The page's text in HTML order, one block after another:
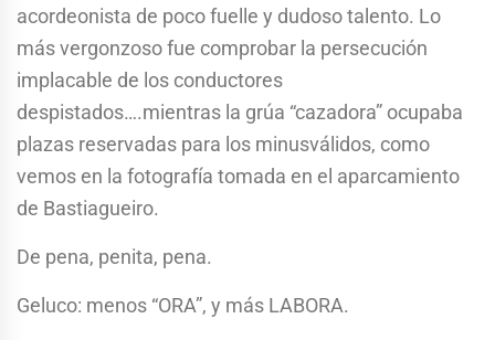
acordeonista de poco fuelle y dudoso talento. Lo
más vergonzoso fue comprobar la persecución
implacable de los conductores
despistados….mientras la grúa “cazadora” ocupaba
plazas reservadas para los minusválidos, como
vemos en la fotografía tomada en el aparcamiento
de Bastiagueiro.
De pena, penita, pena.
Geluco: menos “ORA”, y más LABORA.